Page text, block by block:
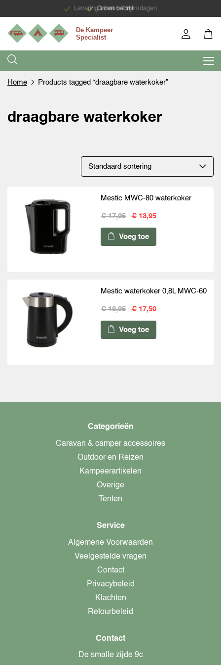
Groen bedrijf
Levering binnen 7 werkdagen
Home Products tagged “draagbare waterkoker”
draagbare waterkoker
Mestic MWC-80 waterkoker
€ 17,95 € 13,95
Voeg toe
Mestic waterkoker 0,8L MWC-60
€ 19,95 € 17,50
Voeg toe
Categorieën
Caravan & camper accessoires
Outdoor en Reizen
Kampeerartikelen
Overige
Tenten
Service
Algemene Voorwaarden
Veelgestelde vragen
Contact
Privacybeleid
Klachten
Retourbeleid
Contact
De smalle zijde 9c